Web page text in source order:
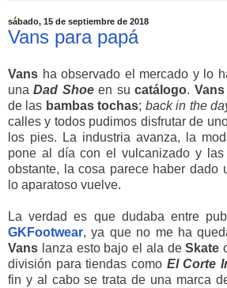
sábado, 15 de septiembre de 2018
Vans para papá
Vans ha observado el mercado y lo
unaDad Shoeen sucatálogo. Vans
de las bambas tochas; back in the
calles y todos pudimos disfrutar de
los pies. La industria avanza, la
pone al día con el vulcanizado y
obstante, la cosa parece haber dado
lo aparatoso vuelve.
La verdad es que dudaba entre
GKFootwear, ya que no me ha
Vans lanza esto bajo el ala deSkate
división para tiendas como El Corte
fin y al cabo se trata de una marca